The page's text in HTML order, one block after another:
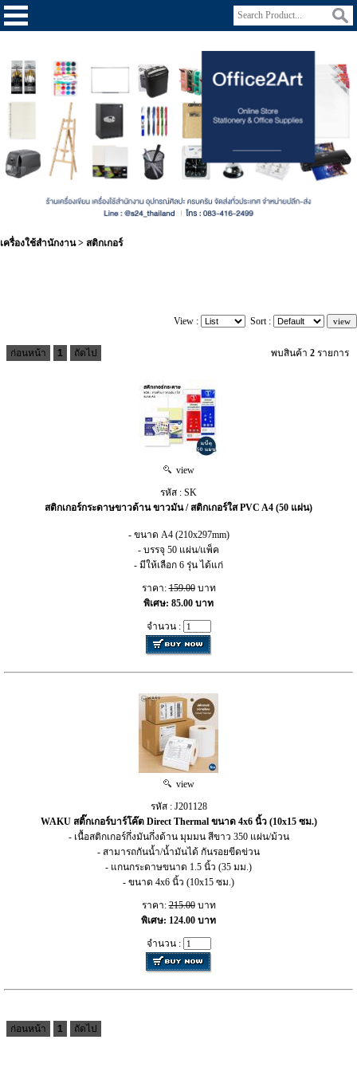
เครื่องใช้สำนักงาน> สติกเกอร์
View : Sort :
ก่อนหน้า 1 ถัดไป พบสินค้า 2 รายการ
view
รหัส : SK
สติกเกอร์กระดาษขาวด้าน ขาวมัน / สติกเกอร์ใส PVC A4 (50 แผ่น)
- ขนาด A4 (210x297mm)
- บรรจุ 50 แผ่น/แพ็ค
- มีให้เลือก 6 รุ่น ได้แก่
ราคา:159.00บาท
พิเศษ: 85.00 บาท
จำนวน :
view
รหัส : J201128
WAKU สติ๊กเกอร์บาร์โค๊ต Direct Thermal ขนาด 4x6 นิ้ว (10x15 ซม.)
- เนื้อสติกเกอร์กึ่งมันกึ่งด้าน มุมมน สีขาว 350 แผ่น/ม้วน
- สามารถกันน้ำ/น้ำมันได้ กันรอยขีดข่วน
- แกนกระดาษขนาด 1.5 นิ้ว (35 มม.)
- ขนาด 4x6 นิ้ว (10x15 ซม.)
ราคา:215.00บาท
พิเศษ: 124.00 บาท
จำนวน :
ก่อนหน้า 1 ถัดไป